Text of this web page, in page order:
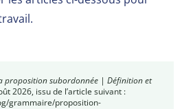
proposition subordonnée | Définition et
2026, issu de l’article suivant :
grammaire/proposition-